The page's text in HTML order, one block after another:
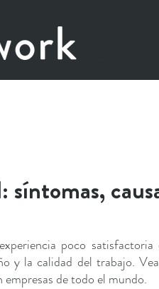
poco
y la calidad del trabajo.
de todo el mundo.